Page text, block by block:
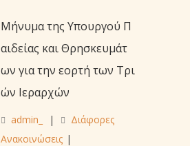
Μήνυμα της Υπουργού Π
αιδείας και Θρησκευμάτ
ων για την εορτή των Τρι
ών Ιεραρχών
admin_ |
Διάφορες
Ανακοινώσεις |